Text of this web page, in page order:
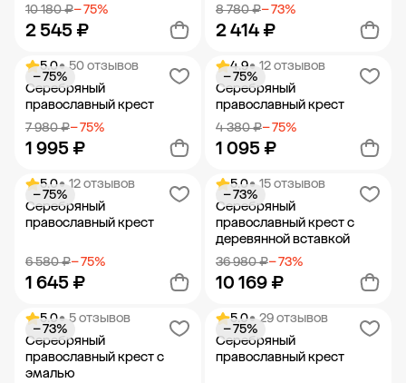
10 180 ₽− 75%
2 545 ₽
Добавить в корзину
8 780 ₽− 73%
2 414 ₽
Добавить в корзину
5.0• 50 отзывов
Серебряный
православный крест
7 980 ₽− 75%
1 995 ₽
− 75%
Добавить в корзину
4.9• 12 отзывов
Серебряный
православный крест
4 380 ₽− 75%
1 095 ₽
− 75%
Добавить в корзину
5.0• 12 отзывов
Серебряный
православный крест
6 580 ₽− 75%
1 645 ₽
− 75%
Добавить в корзину
5.0• 15 отзывов
Серебряный
православный крест с
деревянной вставкой
36 980 ₽− 73%
10 169 ₽
− 73%
Добавить в корзину
5.0• 5 отзывов
Серебряный
православный крест с
эмалью
− 73%
5.0• 29 отзывов
Серебряный
православный крест
− 75%